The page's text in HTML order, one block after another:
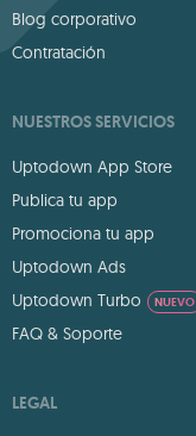
Blog corporativo
Contratación
NUESTROS SERVICIOS
Uptodown App Store
Publica tu app
Promociona tu app
Uptodown Ads
Uptodown Turbo
NUEVO
FAQ & Soporte
LEGAL